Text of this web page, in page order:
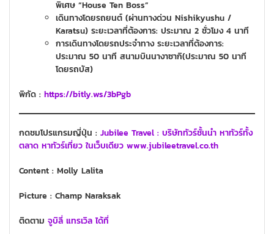
พิเศษ “House Ten Boss”
เดินทางโดยรถยนต์ (ผ่านทางด่วน Nishikyushu /
Karatsu) ระยะเวลาที่ต้องการ: ประมาณ 2 ชั่วโมง 4 นาที
การเดินทางโดยรถประจำทาง ระยะเวลาที่ต้องการ:
ประมาณ 50 นาที สนามบินนางาซากิ(ประมาณ 50 นาที
โดยรถบัส)
พิกัด : https://bitly.ws/3bPgb
กดชมโปรแกรมญี่ปุ่น : Jubilee Travel : บริษัททัวร์ชั้นนำ หาทัวร์ทั้ง
ตลาด หาทัวร์เที่ยว ในเว็บเดียว www.jubileetravel.co.th
Content : Molly Lalita
Picture : Champ Naraksak
ติดตาม จูบิลี่ แทรเวิล ได้ที่